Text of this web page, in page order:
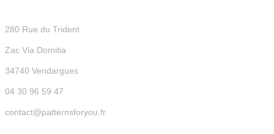
280 Rue du Trident
Zac Via Domitia
34740 Vendargues
04 30 96 59 47
contact@patternsforyou.fr